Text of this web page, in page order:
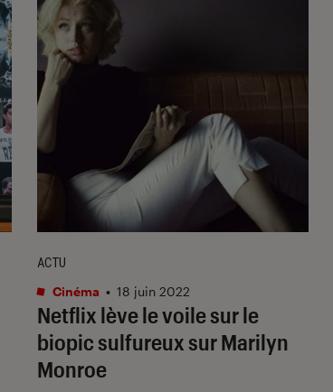
Netflix lève le voile sur le
biopic sulfureux sur Marilyn
Monroe
ACTU
Cinéma • 18 juin 2022